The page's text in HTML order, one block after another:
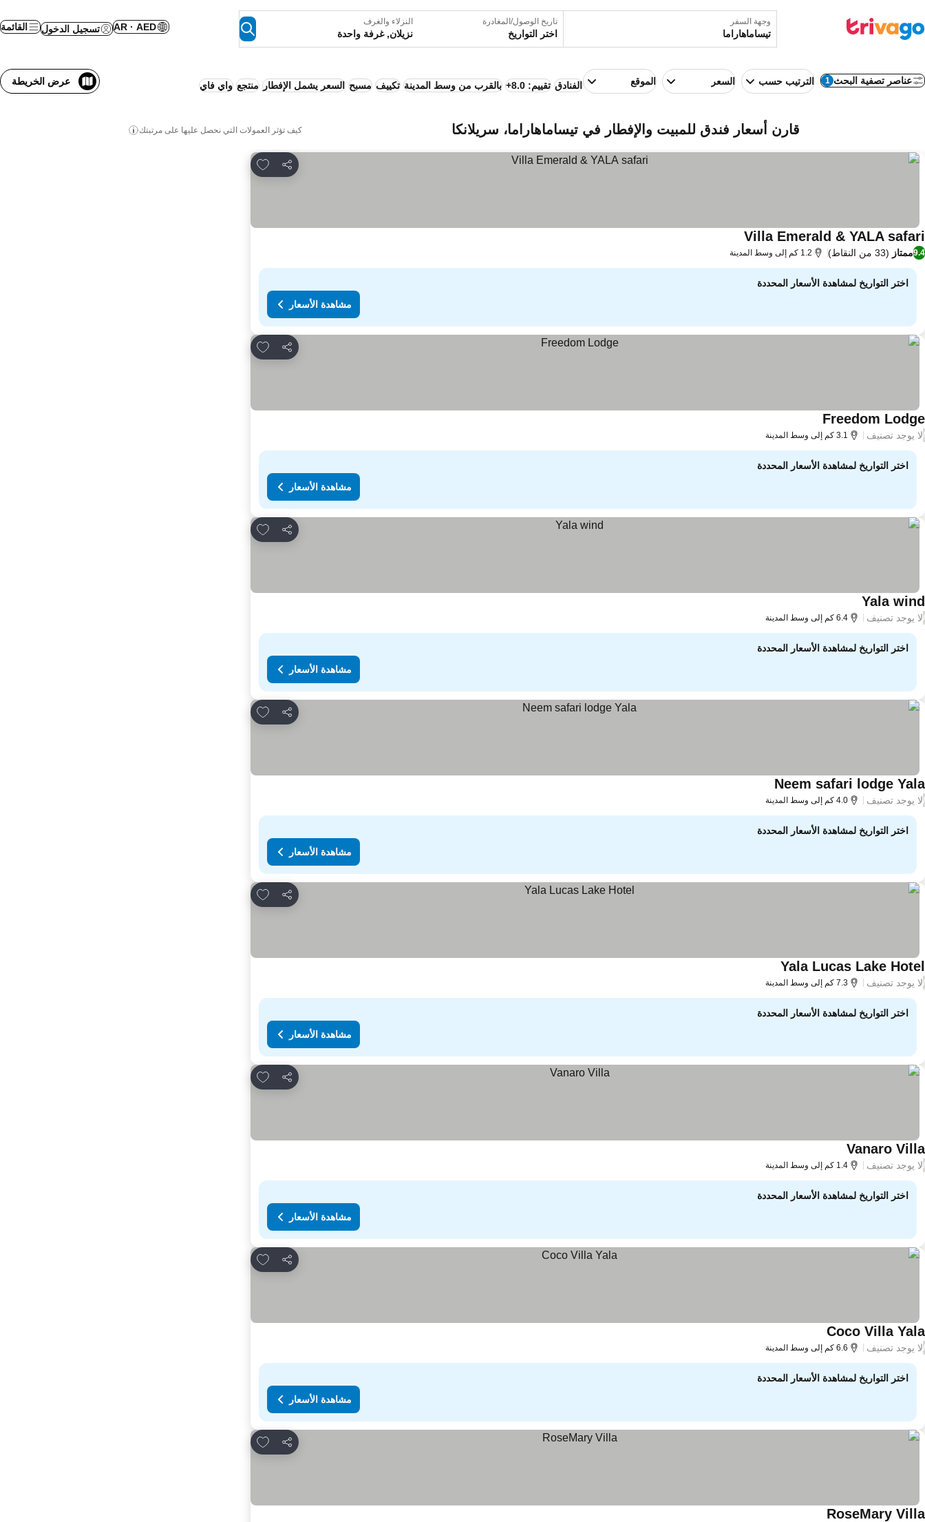
وجهة السفر تاريخ الوصول/المغادرة
اختر التواريخ
النزلاء والغرف
نزيلان, غرفة واحدة
AR · AED تسجيل الدخول القائمة
عناصر تصفية البحث 1 الترتيب حسب السعر الموقع الفنادق تقييم: 8.0+ بالقرب من وسط المدينة تكييف مسبح السعر يشمل الإفطار منتجع واي فاي عرض الخريطة
قارن أسعار فندق للمبيت والإفطار في تيساماهاراما، سريلانكا كيف تؤثر العمولات التي نحصل عليها على مرتبتك
مشاركة
Add to favorites
Villa Emerald & YALA safari
9.4ممتاز (33 من النقاط) 1.2 كم إلى وسط المدينة
اختر التواريخ لمشاهدة الأسعار المحددة
مشاهدة الأسعار
مشاركة
Add to favorites
Freedom Lodge
/لا يوجد تصنيف 3.1 كم إلى وسط المدينة
اختر التواريخ لمشاهدة الأسعار المحددة
مشاهدة الأسعار
مشاركة
Add to favorites
Yala wind
/لا يوجد تصنيف 6.4 كم إلى وسط المدينة
اختر التواريخ لمشاهدة الأسعار المحددة
مشاهدة الأسعار
مشاركة
Add to favorites
Neem safari lodge Yala
/لا يوجد تصنيف 4.0 كم إلى وسط المدينة
اختر التواريخ لمشاهدة الأسعار المحددة
مشاهدة الأسعار
مشاركة
Add to favorites
Yala Lucas Lake Hotel
/لا يوجد تصنيف 7.3 كم إلى وسط المدينة
اختر التواريخ لمشاهدة الأسعار المحددة
مشاهدة الأسعار
مشاركة
Add to favorites
Vanaro Villa
/لا يوجد تصنيف 1.4 كم إلى وسط المدينة
اختر التواريخ لمشاهدة الأسعار المحددة
مشاهدة الأسعار
مشاركة
Add to favorites
Coco Villa Yala
/لا يوجد تصنيف 6.6 كم إلى وسط المدينة
اختر التواريخ لمشاهدة الأسعار المحددة
مشاهدة الأسعار
مشاركة
Add to favorites
RoseMary Villa